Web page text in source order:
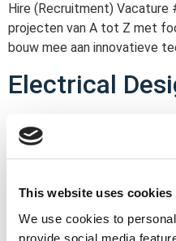
This website uses cookies
We use cookies to
provide social media
Hire (Recruitment) Vacature
projecten van A tot Z met
bouw mee aan innovatieve
Electrical
Locatie: Anderlecht,
Hire (Recruitment)
en projectuitwerking van
Business